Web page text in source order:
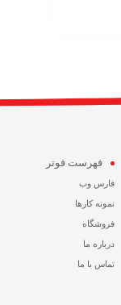
فهرست فوتر
فارس وب
نمونه کارها
فروشگاه
درباره ما
تماس با ما